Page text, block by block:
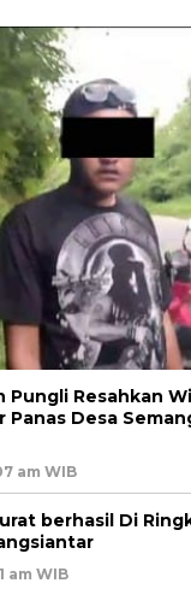
Pungli Resahkan
Panas Desa
am WIB
berhasil Di
am WIB